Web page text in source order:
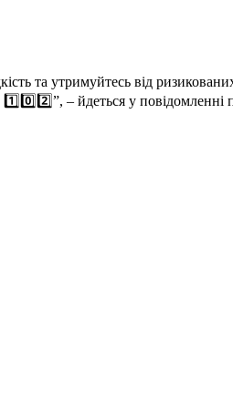
та утримуйтесь від
– йдеться у повідомленні